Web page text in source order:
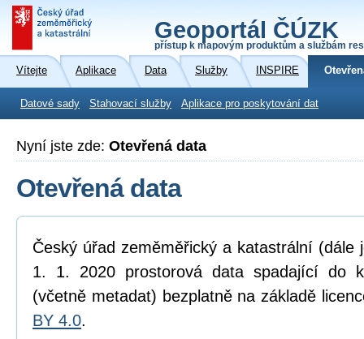
Geoportál ČÚZK
přístup k mapovým produktům a službám
Vítejte Aplikace Data Služby INSPIRE
Datové sady Stahovací služby Aplikace pro poskytování dat
Nyní jste zde: Otevřená data
Otevřená data
Český úřad zeměměřický a katastrální (dále
1. 1. 2020 prostorová data spadající do
(včetně metadat) bezplatně na základě
BY 4.0.